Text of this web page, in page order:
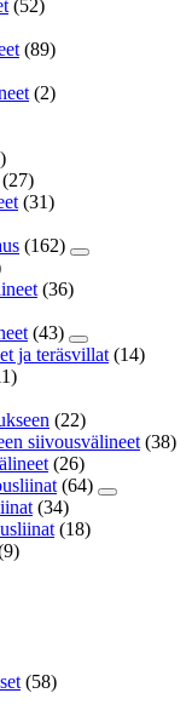
(52)
(89)
(2)
(27)
(31)
(162)
(36)
(43)
ja teräsvillat (14)
(22)
siivousvälineet (38)
(26)
(64)
(34)
(18)
(58)